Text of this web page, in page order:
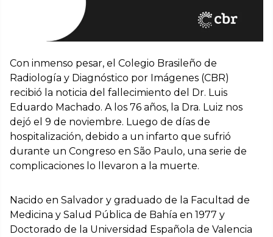
Con inmenso pesar, el Colegio Brasileño de
Radiología y Diagnóstico por Imágenes (CBR)
recibió la noticia del fallecimiento del Dr. Luis
Eduardo Machado. A los 76 años, la Dra. Luiz nos
dejó el 9 de noviembre. Luego de días de
hospitalización, debido a un infarto que sufrió
durante un Congreso en São Paulo, una serie de
complicaciones lo llevaron a la muerte.
Nacido en Salvador y graduado de la Facultad de
Medicina y Salud Pública de Bahía en 1977 y
Doctorado de la Universidad Española de Valencia